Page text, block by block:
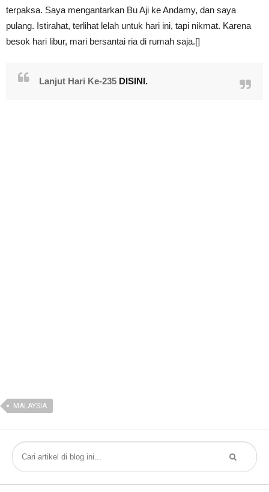
terpaksa. Saya mengantarkan Bu Aji ke Andamy, dan saya
pulang. Istirahat, terlihat lelah untuk hari ini, tapi nikmat. Karena
besok hari libur, mari bersantai ria di rumah saja.[]
Lanjut Hari Ke-235 DISINI.
MALAYSIA